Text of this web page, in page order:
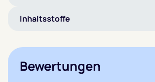
Inhaltsstoffe
Bewertungen